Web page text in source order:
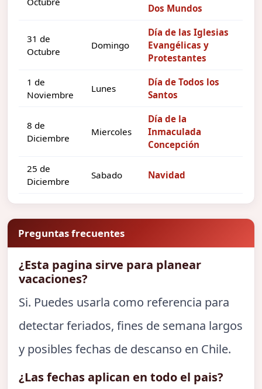
Dos Mundos
31 de
Octubre
Domingo
Día de las Iglesias
Evangélicas y
Protestantes
1 de
Noviembre
Lunes
Día de Todos los
Santos
8 de
Diciembre
Miercoles
Día de la
Inmaculada
Concepción
25 de
Diciembre
Sabado Navidad
Preguntas frecuentes
¿Esta pagina sirve para planear
vacaciones?
Si. Puedes usarla como referencia para
detectar feriados, fines de semana largos
y posibles fechas de descanso en Chile.
¿Las fechas aplican en todo el pais?